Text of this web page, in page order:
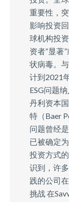
重要性，
影响投资
球机构投
资者“显著
状病毒。
计到2021
ESG问题
丹利资本
特（Baer
问题曾经
已被确定
投资方式
识到，许
践的公司
挑战 在